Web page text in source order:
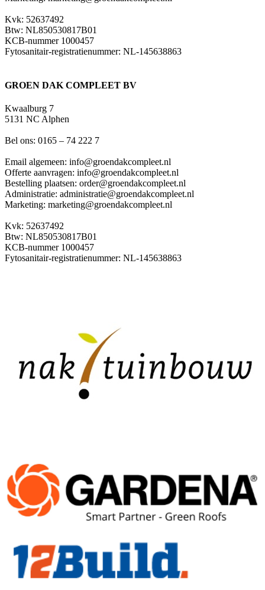
Kvk: 52637492
Btw: NL850530817B01
KCB-nummer 1000457
Fytosanitair-registratienummer: NL-145638863
GROEN DAK COMPLEET BV
Kwaalburg 7
5131 NC Alphen
Bel ons: 0165 – 74 222 7
Email algemeen: info@groendakcompleet.nl
Offerte aanvragen: info@groendakcompleet.nl
Bestelling plaatsen: order@groendakcompleet.nl
Administratie: administratie@groendakcompleet.nl
Marketing: marketing@groendakcompleet.nl
Kvk: 52637492
Btw: NL850530817B01
KCB-nummer 1000457
Fytosanitair-registratienummer: NL-145638863